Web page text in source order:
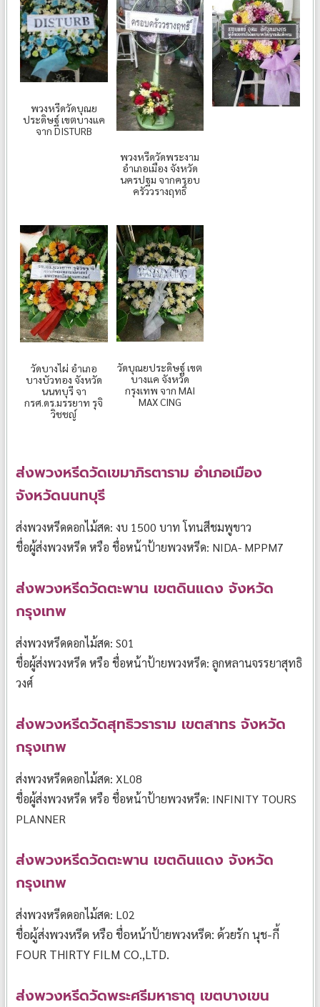
พวงหรีดวัดบุณย
ประดิษฐ์ เขตบางแค
จาก DISTURB
พวงหรีดวัดพระงาม
อำเภอเมือง จังหวัด
นครปฐม จากครอบ
ครัววรางฤทธิ์
วัดบางไผ่ อำเภอ
บางบัวทอง จังหวัด
นนทบุรี จา
กรศ.ดร.มรรยาท รุจิ
วิชชญ์
วัดบุณยประดิษฐ์ เขต
บางแค จังหวัด
กรุงเทพ จาก MAI
MAX CING
ส่งพวงหรีดวัดเขมาภิรตาราม อำเภอเมือง
จังหวัดนนทบุรี
ส่งพวงหรีดดอกไม้สด: งบ 1500 บาท โทนสีชมพูขาว
ชื่อผู้ส่งพวงหรีด หรือ ชื่อหน้าป้ายพวงหรีด: NIDA- MPPM7
ส่งพวงหรีดวัดตะพาน เขตดินแดง จังหวัด
กรุงเทพ
ส่งพวงหรีดดอกไม้สด: S01
ชื่อผู้ส่งพวงหรีด หรือ ชื่อหน้าป้ายพวงหรีด: ลูกหลานจรรยาสุทธิ
วงศ์
ส่งพวงหรีดวัดสุทธิวราราม เขตสาทร จังหวัด
กรุงเทพ
ส่งพวงหรีดดอกไม้สด: XL08
ชื่อผู้ส่งพวงหรีด หรือ ชื่อหน้าป้ายพวงหรีด: INFINITY TOURS
PLANNER
ส่งพวงหรีดวัดตะพาน เขตดินแดง จังหวัด
กรุงเทพ
ส่งพวงหรีดดอกไม้สด: L02
ชื่อผู้ส่งพวงหรีด หรือ ชื่อหน้าป้ายพวงหรีด: ด้วยรัก นุช-กี้
FOUR THIRTY FILM CO.,LTD.
ส่งพวงหรีดวัดพระศรีมหาธาตุ เขตบางเขน